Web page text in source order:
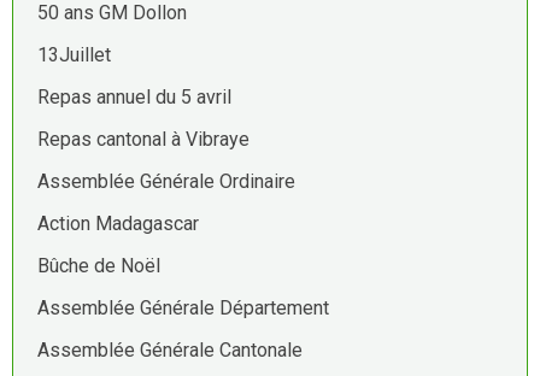
50 ans GM Dollon
13Juillet
Repas annuel du 5 avril
Repas cantonal à Vibraye
Assemblée Générale Ordinaire
Action Madagascar
Bûche de Noël
Assemblée Générale Département
Assemblée Générale Cantonale